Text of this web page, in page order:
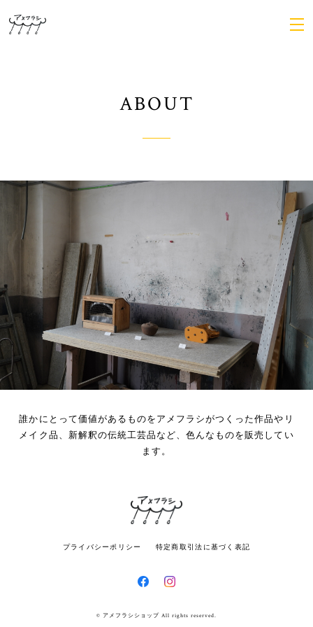
ABOUT
誰かにとって価値があるものをアメフラシがつくった作品やリ
メイク品、新解釈の伝統工芸品など、色んなものを販売してい
ます。
プライバシーポリシー 特定商取引法に基づく表記
© アメフラシショップ All rights reserved.